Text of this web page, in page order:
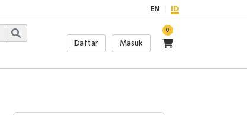
EN ID
Daftar Masuk
0